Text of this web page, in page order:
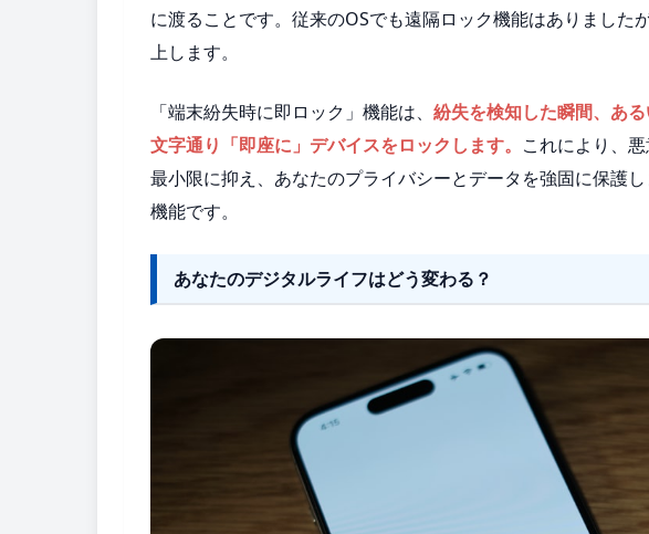
に渡ることです。従来のOSでも遠隔ロック機能はありまし
上します。
「端末紛失時に即ロック」機能は、 紛失を検知した瞬間、あ
文字通り「即座に」デバイスをロックします。 これにより、
最小限に抑え、あなたのプライバシーとデータを強固に保護
機能です。
あなたのデジタルライフはどう変わる？